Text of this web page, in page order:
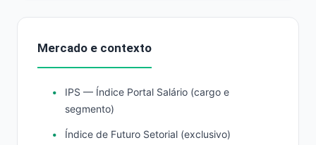
Mercado e contexto
IPS — Índice Portal Salário (cargo e
segmento)
Índice de Futuro Setorial (exclusivo)